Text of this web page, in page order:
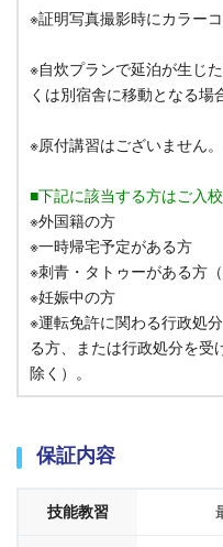
※証明写真撮影時にカラー
※自炊プランで延泊が生じ
くは別宿舎に移動となる場
※原付講習はございません。
■下記に該当する方はご入
※外国籍の方
※一時帰宅予定がある方
※刺青・タトゥーがある方（
※妊娠中の方
※運転免許に関わる行政処
る方、または行政処分を受
除く）。
保証内容
技能教習